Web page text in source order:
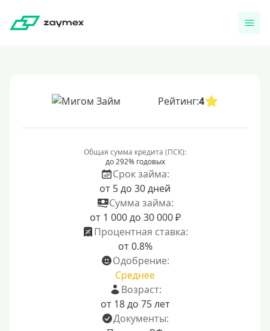
Рейтинг:4
Общая сумма кредита (ПСК):
до 292% годовых
Срок займа:
от 5 до 30 дней
Сумма займа:
от 1 000 до 30 000 ₽
Процентная ставка:
от 0.8%
Одобрение:
Среднее
Возраст:
от 18 до 75 лет
Документы: